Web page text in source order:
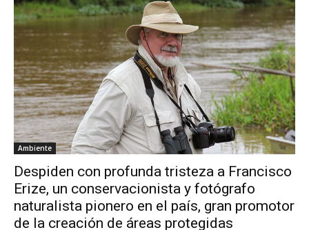
Ambiente
Despiden con profunda tristeza a Francisco
Erize, un conservacionista y fotógrafo
naturalista pionero en el país, gran promotor
de la creación de áreas protegidas